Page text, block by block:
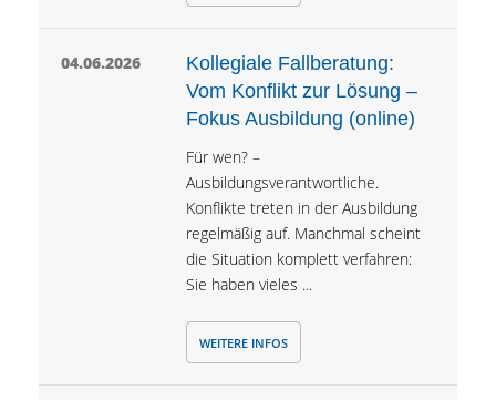
04.06.2026
Kollegiale Fallberatung:
Vom Konflikt zur Lösung –
Fokus Ausbildung (online)
Für wen? –
Ausbildungsverantwortliche.
Konflikte treten in der Ausbildung
regelmäßig auf. Manchmal scheint
die Situation komplett verfahren:
Sie haben vieles ...
WEITERE INFOS